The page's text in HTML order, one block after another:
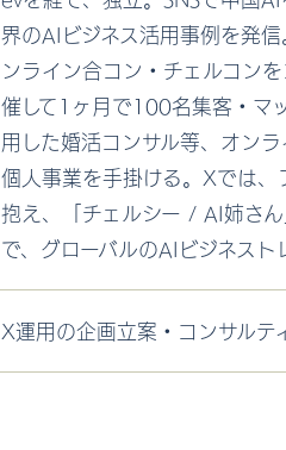
界のAIビジネス活用事例を発
ンライン合コン・チェルコン
催して1ヶ月で100名集客・マ
用した婚活コンサル等、オン
個人事業を手掛ける。Xでは
抱え、「チェルシー / AI姉さ
で、グローバルのAIビジネスト
X運用の企画立案・コンサルテ